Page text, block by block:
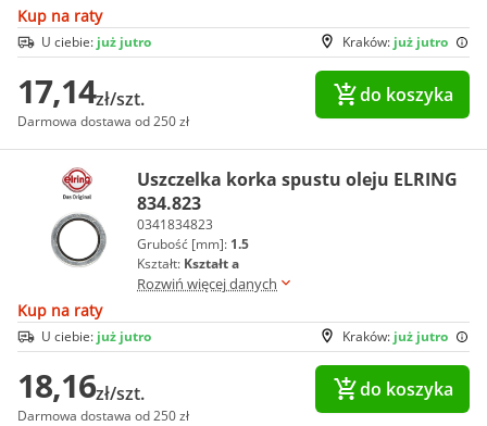
Kup na raty
Kraków: już jutro
U ciebie: już jutro
17,14zł/szt.
Darmowa dostawa od 250 zł
do koszyka
Uszczelka korka spustu oleju ELRING
834.823
0341834823
Grubość [mm]: 1.5
Kształt: Kształt a
Rozwiń więcej danych
Kup na raty
Kraków: już jutro
U ciebie: już jutro
18,16zł/szt.
Darmowa dostawa od 250 zł
do koszyka